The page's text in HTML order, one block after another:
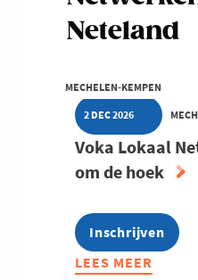
Neteland
MECHELEN-KEMPEN
2 DEC 2026
Voka Lokaal
om de hoek
Inschrijven
LEES MEER
ABOUT